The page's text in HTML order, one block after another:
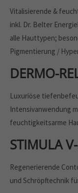
Vitalisierende &
inkl. Dr. Belter
alle Hauttypen;
Pigmentierung /
DERMO-
Luxuriöse
Intensivanwendung
feuchtigkeitsarme
STIMULA­
Regenerierende
und Schröpftechnik